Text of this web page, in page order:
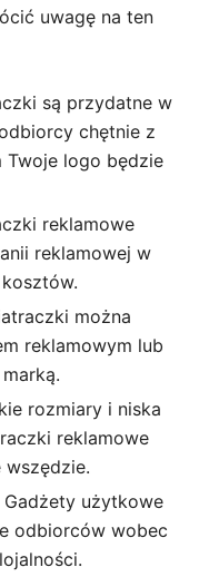
uwagę na ten
są przydatne w
chętnie z
Twoje logo będzie
reklamowe
reklamowej w
można
reklamowym lub
rozmiary i niska
reklamowe
Gadżety użytkowe
odbiorców wobec